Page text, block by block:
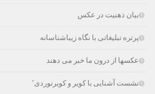
بیان ذهنیت در عکس
پرتره تبلیغاتی با نگاه زیباشناسانه
عکسها از درون ما خبر می دهند
نشست آشنایی با کویر و کویرنوردی”